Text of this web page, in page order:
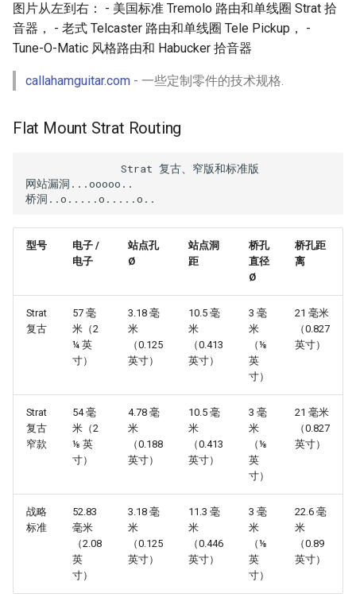
图片从左到右： - 美国标准 Tremolo 路由和单线圈 Strat 拾
音器， - 老式 Telcaster 路由和单线圈 Tele Pickup， -
Tune-O-Matic 风格路由和 Habucker 拾音器
callahamguitar.com - 一些定制零件的技术规格.
Flat Mount Strat Routing
Strat 复古、窄版和标
网站漏洞...ooooo..
型号
电子 /
电子
站点孔
Ø
站点洞
距
桥孔
直径
Ø
桥孔距
离
Strat
复古
57 毫
米（2
¼ 英
寸）
3.18 毫
米
（0.125
英寸）
10.5 毫
米
（0.413
英寸）
3 毫
米
（⅛
英
寸）
21 毫米
（0.827
英寸）
Strat
复古
窄款
54 毫
米（2
⅛ 英
寸）
4.78 毫
米
（0.188
英寸）
10.5 毫
米
（0.413
英寸）
3 毫
米
（⅛
英
寸）
21 毫米
（0.827
英寸）
战略
标准
52.83
毫米
（2.08
英
寸）
3.18 毫
米
（0.125
英寸）
11.3 毫
米
（0.446
英寸）
3 毫
米
（⅛
英
寸）
22.6 毫
米
（0.89
英寸）